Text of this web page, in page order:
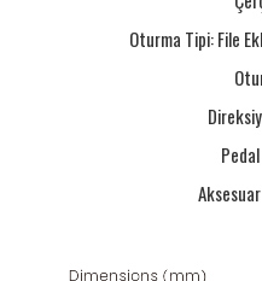
Oturma Tipi: File